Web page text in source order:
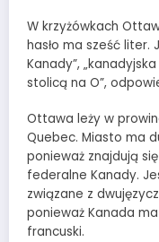
W krzyżówkach
hasło ma sześć liter.
Kanady”,
stolicą na O”,
Ottawa leży w
Quebec. Miasto ma
ponieważ znajdują
federalne Kanady.
związane z
ponieważ Kanada
francuski.